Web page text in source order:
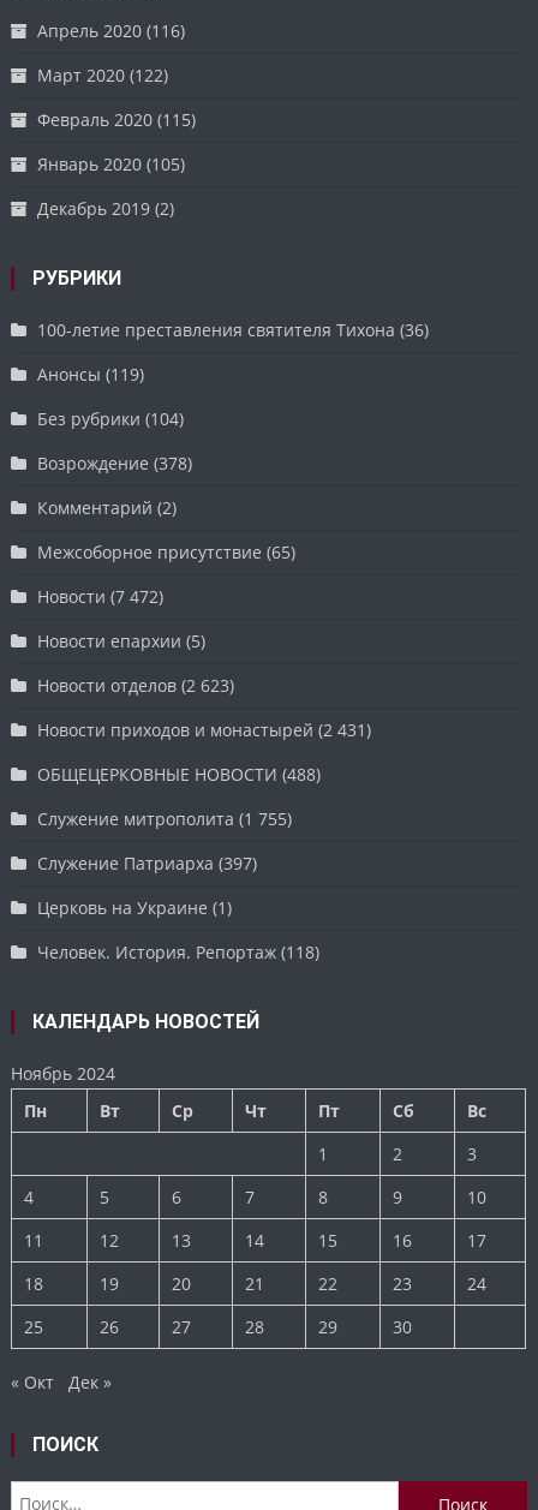
Апрель 2020 (116)
Март 2020 (122)
Февраль 2020 (115)
Январь 2020 (105)
Декабрь 2019 (2)
РУБРИКИ
100-летие преставления святителя Тихона (36)
Анонсы (119)
Без рубрики (104)
Возрождение (378)
Комментарий (2)
Межсоборное присутствие (65)
Новости (7 472)
Новости епархии (5)
Новости отделов (2 623)
Новости приходов и монастырей (2 431)
ОБЩЕЦЕРКОВНЫЕ НОВОСТИ (488)
Служение митрополита (1 755)
Служение Патриарха (397)
Церковь на Украине (1)
Человек. История. Репортаж (118)
КАЛЕНДАРЬ НОВОСТЕЙ
Ноябрь 2024
Пн
Вт Ср Чт Пт Сб
Вс
1
2
3
4
5 6 7 8 9
10
11
12 13 14 15 16
17
18
19 20 21 22 23
24
25
26 27 28 29 30
« Окт Дек »
ПОИСК
Найти: